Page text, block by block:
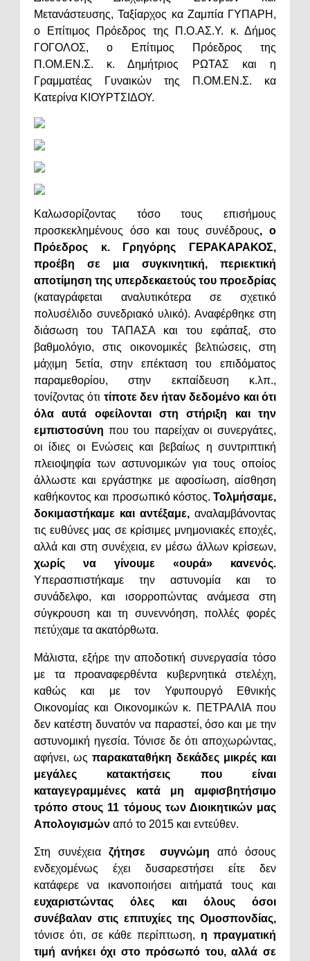
Μετανάστευσης, Ταξίαρχος κα Ζαμπία ΓΥΠΑΡΗ,
ο Επίτιμος Πρόεδρος της Π.Ο.ΑΣ.Υ. κ. Δήμος
ΓΟΓΟΛΟΣ, ο Επίτιμος Πρόεδρος της
Π.ΟΜ.ΕΝ.Σ. κ. Δημήτριος ΡΩΤΑΣ και η
Γραμματέας Γυναικών της Π.ΟΜ.ΕΝ.Σ. κα
Κατερίνα ΚΙΟΥΡΤΣΙΔΟΥ.
Καλωσορίζοντας τόσο τους επισήμους
προσκεκλημένους όσο και τους συνέδρους, ο
Πρόεδρος κ. Γρηγόρης ΓΕΡΑΚΑΡΑΚΟΣ,
προέβη σε μια συγκινητική, περιεκτική
αποτίμηση της υπερδεκαετούς του προεδρίας
(καταγράφεται αναλυτικότερα σε σχετικό
πολυσέλιδο συνεδριακό υλικό). Αναφέρθηκε στη
διάσωση του ΤΑΠΑΣΑ και του εφάπαξ, στο
βαθμολόγιο, στις οικονομικές βελτιώσεις, στη
μάχιμη 5ετία, στην επέκταση του επιδόματος
παραμεθορίου, στην εκπαίδευση κ.λπ.,
τονίζοντας ότι τίποτε δεν ήταν δεδομένο και ότι
όλα αυτά οφείλονται στη στήριξη και την
εμπιστοσύνη που του παρείχαν οι συνεργάτες,
οι ίδιες οι Ενώσεις και βεβαίως η συντριπτική
πλειοψηφία των αστυνομικών για τους οποίος
άλλωστε και εργάστηκε με αφοσίωση, αίσθηση
καθήκοντος και προσωπικό κόστος. Τολμήσαμε,
δοκιμαστήκαμε και αντέξαμε, αναλαμβάνοντας
τις ευθύνες μας σε κρίσιμες μνημονιακές εποχές,
αλλά και στη συνέχεια, εν μέσω άλλων κρίσεων,
χωρίς να γίνουμε «ουρά» κανενός.
Υπερασπιστήκαμε την αστυνομία και το
συνάδελφο, και ισορροπώντας ανάμεσα στη
σύγκρουση και τη συνεννόηση, πολλές φορές
πετύχαμε τα ακατόρθωτα.
Μάλιστα, εξήρε την αποδοτική συνεργασία τόσο
με τα προαναφερθέντα κυβερνητικά στελέχη,
καθώς και με τον Υφυπουργό Εθνικής
Οικονομίας και Οικονομικών κ. ΠΕΤΡΑΛΙΑ που
δεν κατέστη δυνατόν να παραστεί, όσο και με την
αστυνομική ηγεσία. Τόνισε δε ότι αποχωρώντας,
αφήνει, ωςπαρακαταθήκη δεκάδες μικρές και
μεγάλες κατακτήσεις που είναι
καταγεγραμμένες κατά μη αμφισβητήσιμο
τρόπο στους 11 τόμους των Διοικητικών μας
Απολογισμών από το 2015 και εντεύθεν.
Στη συνέχειαζήτησε συγνώμηαπό όσους
ενδεχομένως έχει δυσαρεστήσει είτε δεν
κατάφερε να ικανοποιήσει αιτήματά τους και
ευχαριστώντας όλες και όλους όσοι
συνέβαλαν στις επιτυχίες της Ομοσπονδίας,
τόνισε ότι, σε κάθε περίπτωση, η πραγματική
τιμή ανήκει όχι στο πρόσωπό του, αλλά σε